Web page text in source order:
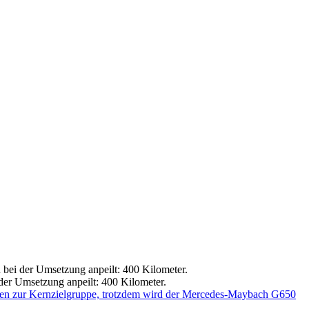
Umsetzung anpeilt: 400 Kilometer.